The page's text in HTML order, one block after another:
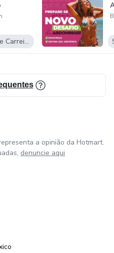
Negócios e Carreira
a opinião da Hotmart.
denuncie aqui